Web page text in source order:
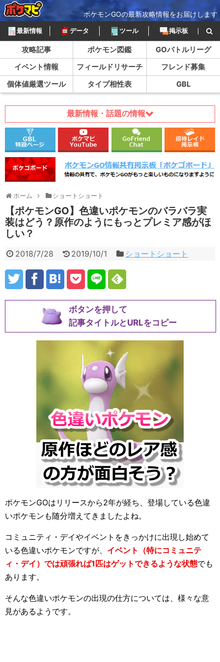
ポケモンGOの最新攻略情報をお届けします
最新情報 データ ツール 掲示板
攻略記事 ポケモン図鑑
GOバトルリーグ
イベント情報
フィールドリサーチ
フレンド募集
個体値厳選ツール
タイプ相性表 GBL
最新情報・話題の情報
ホーム ショートショート
【ポケモンGO】色違いポケモンのバラバラ実
装はどう？原作のようにもっとプレミア感がほ
しい？
2018/7/28 2019/10/1 ショートショート
ボタンを押して
記事タイトルとURLをコピー
ポケモンGOはリリースから2年が経ち、登場している色違
いポケモンも随分増えてきましたよね。
コミュニティ・デイやイベントをきっかけに出現し始めて
いる色違いポケモンですが、 イベント（特にコミュニテ
ィ・デイ）では頑張れば1匹はゲットできるような状態でも
あります。
そんな色違いポケモンの出現の仕方については、様々な意
見があるようです。